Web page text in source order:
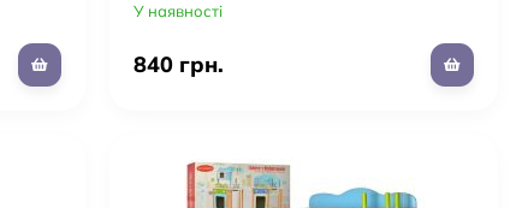
У наявності
840 грн.